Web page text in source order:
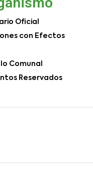
Oficial
con Efectos
Comunal
Reservados